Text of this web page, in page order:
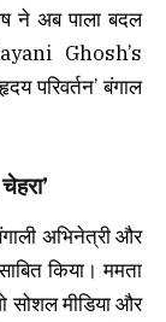
ने अब पाला बदल
Ghosh’s
परिवर्तन’ बंगाल
अभिनेत्री और
किया। ममता
सोशल मीडिया और